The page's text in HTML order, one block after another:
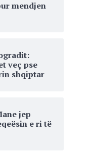
mendjen
veç pse
shqiptar
jep
e ri të